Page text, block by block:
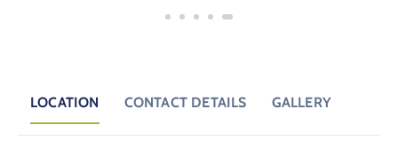
LOCATION CONTACT DETAILS GALLERY